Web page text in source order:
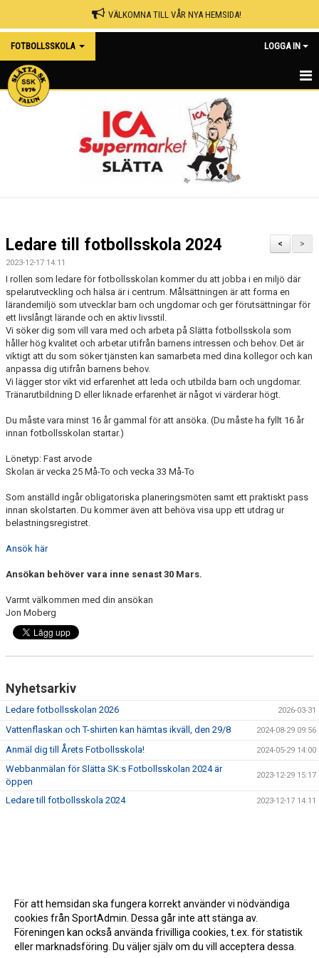
VÄLKOMNA TILL VÅR NYA HEMSIDA!
FOTBOLLSSKOLA LOGGA IN
FOTBOLLSSKOLA 2026
KONTAKT
>
<
Ledare till fotbollsskola 2024
2023-12-17 14:11
I rollen som ledare för fotbollsskolan kommer du att jobba i en miljö där
spelarutveckling och hälsa är i centrum. Målsättningen är att forma en
lärandemiljö som utvecklar barn och ungdomar och ger förutsättningar för
ett livslångt lärande och en aktiv livsstil.
Vi söker dig som vill vara med och arbeta på Slätta fotbollsskola som
håller hög kvalitet och arbetar utifrån barnens intressen och behov. Det är
viktigt att du som söker tjänsten kan samarbeta med dina kollegor och kan
anpassa dig utifrån barnens behov.
Vi lägger stor vikt vid erfarenhet att leda och utbilda barn och ungdomar.
Tränarutbildning D eller liknade erfarenhet är något vi värderar högt.
Du måste vara minst 16 år gammal för att ansöka. (Du måste ha fyllt 16 år
innan fotbollsskolan startar.)
Lönetyp: Fast arvode
Skolan är vecka 25 Må-To och vecka 33 Må-To
Som anställd ingår obligatoriska planeringsmöten samt ett praktiskt pass
innan skolstarten. Du kommer även att behöva visa upp ett utdrag ur
belastningsregistret.
Ansök här
Ansökan behöver vara inne senast 30 Mars.
Varmt välkommen med din ansökan
Jon Moberg
Nyhetsarkiv
Ledare fotbollsskolan 2026 2026-03-31
Vattenflaskan och T-shirten kan hämtas ikväll, den 29/8 2024-08-29 09:56
Anmäl dig till Årets Fotbollsskola! 2024-05-29 14:00
Webbanmälan för Slätta SK:s Fotbollsskolan 2024 är
öppen
2023-12-29 15:17
Ledare till fotbollsskola 2024 2023-12-17 14:11
För att hemsidan ska fungera korrekt använder vi nödvändiga
cookies från SportAdmin. Dessa går inte att stänga av.
Föreningen kan också använda frivilliga cookies, t.ex. för statistik
eller marknadsföring. Du väljer själv om du vill acceptera dessa.